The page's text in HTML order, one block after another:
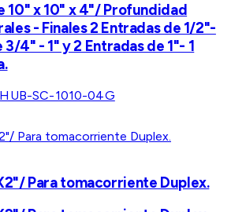
10" x 10" x 4"/ Profundidad
- Finales 2 Entradas de 1/2"-
4" - 1" y 2 Entradas de 1"- 1
HUB-SC-1010-04G
Para tomacorriente Duplex.